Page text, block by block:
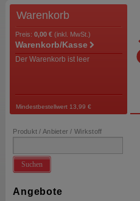
Warenkorb
Preis: 0,00 € (inkl. MwSt.)
Warenkorb/Kasse
Der Warenkorb ist leer
Mindestbestellwert 13,99 €
Produkt / Anbieter / Wirkstoff
Suchen
Angebote